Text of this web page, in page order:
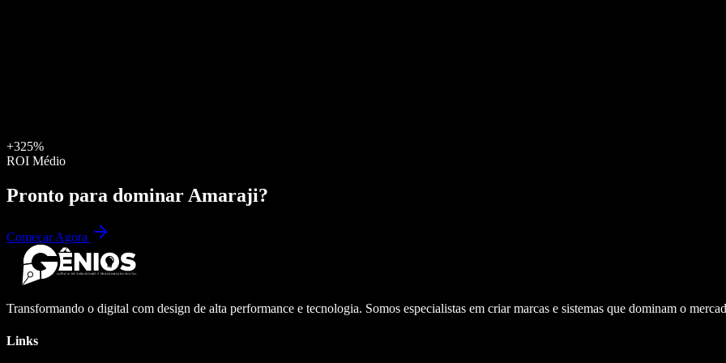
+325%
ROI Médio
Pronto para dominar Amaraji?
Começar Agora
Transformando o digital com design de alta performance e tecnologia. Somos especialistas em criar marcas e sistemas que dominam o
Links